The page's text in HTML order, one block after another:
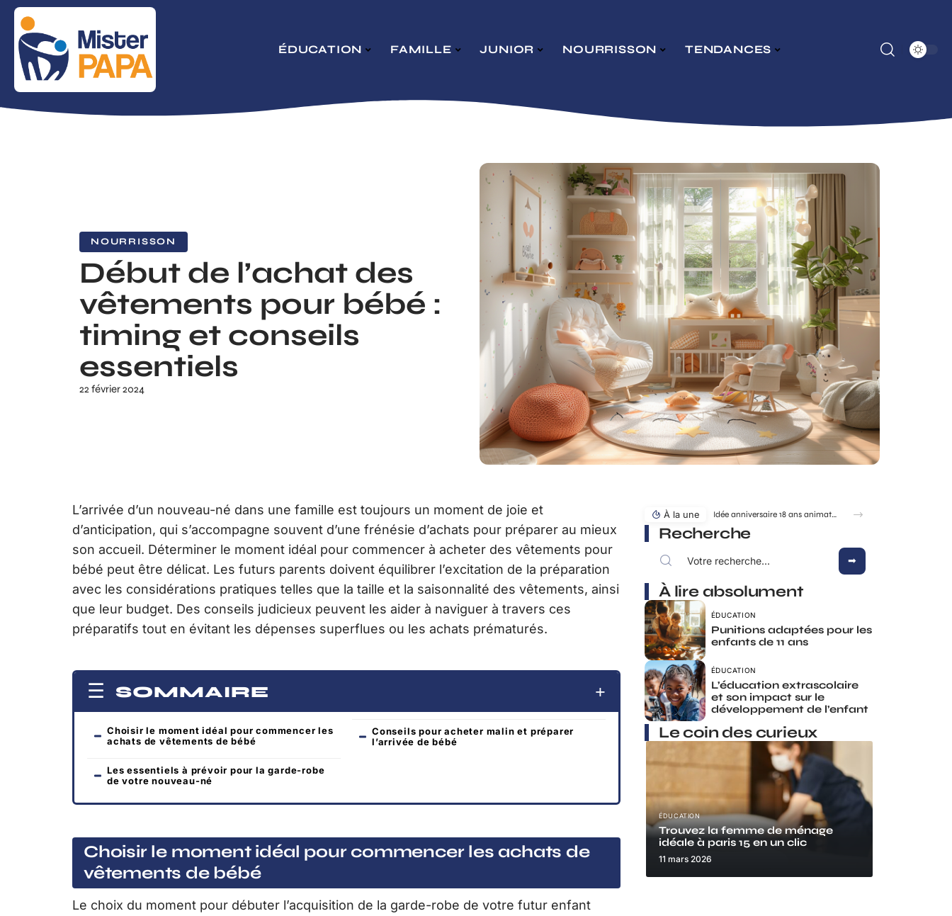
ÉDUCATION FAMILLE JUNIOR NOURRISSON TENDANCES
NOURRISSON
Début de l’achat des
vêtements pour bébé :
timing et conseils
essentiels
22 février 2024
L’arrivée d’un nouveau-né dans une famille est toujours un moment de joie et
d’anticipation, qui s’accompagne souvent d’une frénésie d’achats pour préparer au mieux
son accueil. Déterminer le moment idéal pour commencer à acheter des vêtements pour
bébé peut être délicat. Les futurs parents doivent équilibrer l’excitation de la préparation
avec les considérations pratiques telles que la taille et la saisonnalité des vêtements, ainsi
que leur budget. Des conseils judicieux peuvent les aider à naviguer à travers ces
préparatifs tout en évitant les dépenses superflues ou les achats prématurés.
SOMMAIRE
Choisir le moment idéal pour commencer les
achats de vêtements de bébé
Les essentiels à prévoir pour la garde-robe
de votre nouveau-né
Conseils pour acheter malin et préparer
l’arrivée de bébé
Choisir le moment idéal pour commencer les achats de
vêtements de bébé
Le choix du moment pour débuter l’acquisition de la garde-robe de votre futur enfant
À la une Idée anniversaire 18 ans animation maison : transformer son salon en club privé
Recherche
À lire absolument
ÉDUCATION
Punitions adaptées pour les
enfants de 11 ans
ÉDUCATION
L’éducation extrascolaire
et son impact sur le
développement de l’enfant
Le coin des curieux
ÉDUCATION
Trouvez la femme de ménage
idéale à paris 15 en un clic
11 mars 2026